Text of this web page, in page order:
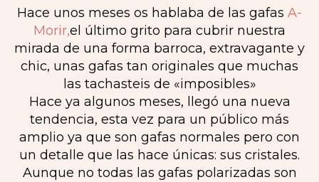
Hace unos meses os hablaba de las gafas A-
Morir,el último grito para cubrir nuestra
mirada de una forma barroca, extravagante y
chic, unas gafas tan originales que muchas
las tachasteis de «imposibles»
Hace ya algunos meses, llegó una nueva
tendencia, esta vez para un público más
amplio ya que son gafas normales pero con
un detalle que las hace únicas: sus cristales.
Aunque no todas las gafas polarizadas son